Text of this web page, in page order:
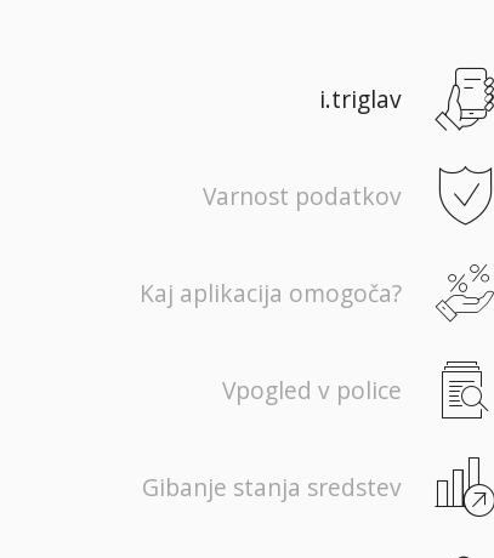
i.triglav
Varnost podatkov
Kaj aplikacija omogoča?
Vpogled v police
Gibanje stanja sredstev